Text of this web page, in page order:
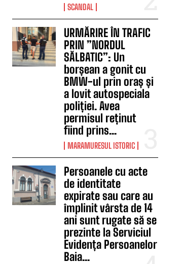
SCANDAL
URMĂRIRE ÎN TRAFIC
PRIN ”NORDUL
SĂLBATIC”: Un
borșean a gonit cu
BMW-ul prin oraș și
a lovit autospeciala
poliției. Avea
permisul reținut
fiind prins...
MARAMURESUL ISTORIC
Persoanele cu acte
de identitate
expirate sau care au
împlinit vârsta de 14
ani sunt rugate să se
prezinte la Serviciul
Evidența Persoanelor
Baia...